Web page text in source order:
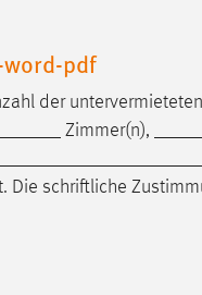
pdf
der untervermieteten
Zimmer(n),
Die schriftliche